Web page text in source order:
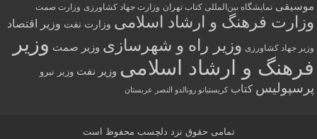
موسیقی نمایشگاه بین‌المللی کتاب تهران وزارت جهاد کشاورزی وزارت صمت
وزارت فرهنگ و ارشاد اسلامی وزارت نفت وزیر اقتصاد
وزیر جهاد کشاورزی وزیر راه و شهرسازی وزیر صمت وزیر
فرهنگ و ارشاد اسلامی وزیر نفت وزیر نیرو
پرسپولیس کتاب کریستیانو رونالدو النصر عربستان
تمامی حقوق نزد دلچسب محفوظ است